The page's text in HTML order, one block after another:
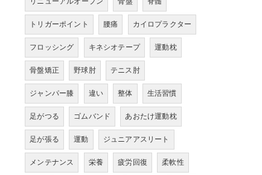
トリガーポイント
腰痛
カイロプラクター
フロッシング
キネシオテープ
運動枕
骨盤矯正
野球肘
テニス肘
ジャンパー膝
違い 整体
生活習慣
足がつる
ゴムバンド
あおたけ運動枕
足が張る
運動
ジュニアアスリート
メンテナンス
栄養 疲労回復
柔軟性